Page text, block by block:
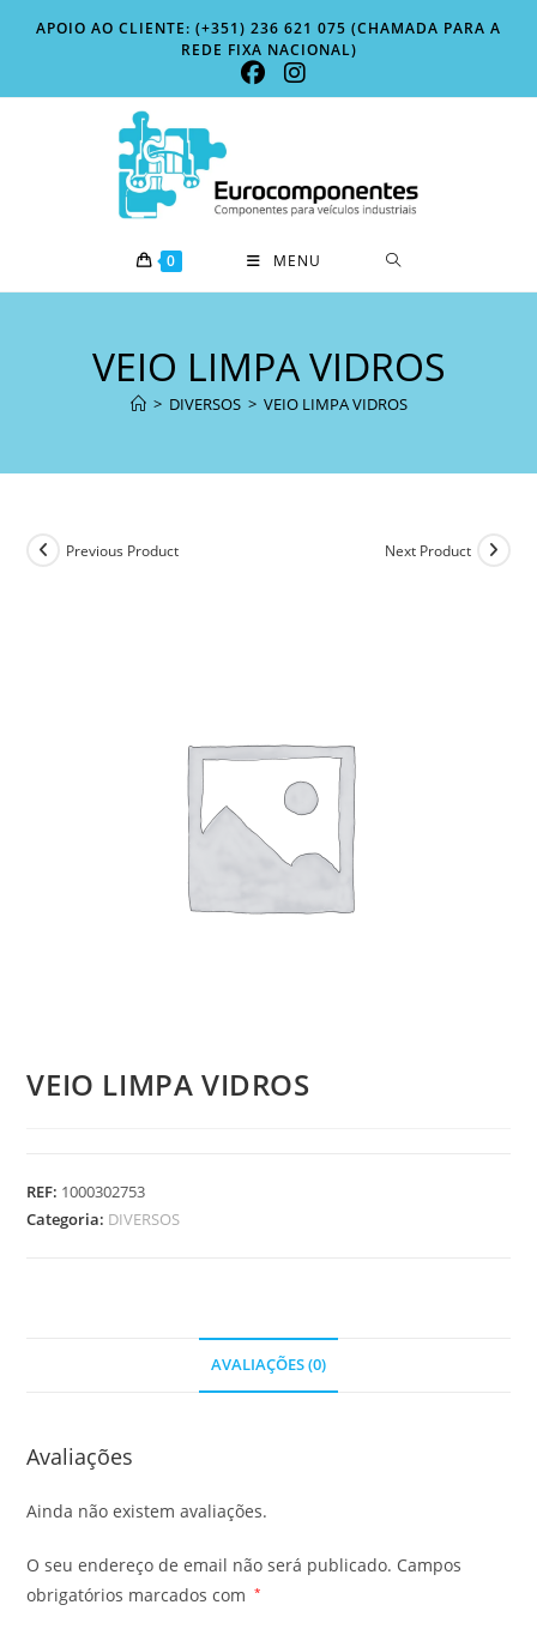
APOIO AO CLIENTE: (+351) 236 621 075 (CHAMADA PARA A
REDE FIXA NACIONAL)
0 MENU
VEIO LIMPA VIDROS
> DIVERSOS > VEIO LIMPA VIDROS
Previous Product Next Product
VEIO LIMPA VIDROS
REF: 1000302753
Categoria: DIVERSOS
AVALIAÇÕES (0)
Avaliações
Ainda não existem avaliações.
O seu endereço de email não será publicado. Campos
obrigatórios marcados com
*